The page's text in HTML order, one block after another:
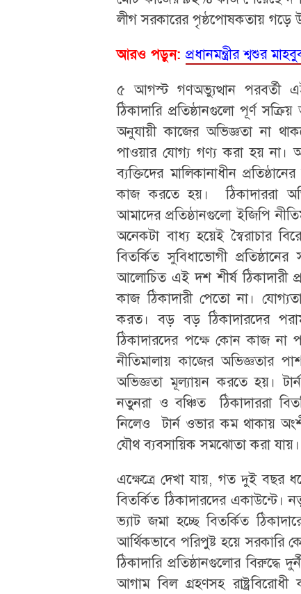
লীগ সরকারের পৃষ্ঠপোষকতায় গড়ে
আরও পড়ুন: প্রধানমন্ত্রীর শ্বশুর
৫ আগস্ট গণঅভ্যুত্থান পরবর্তী এই
ঠিকাদারি প্রতিষ্ঠানগুলো পূর্ণ
অনুযায়ী কাজের অভিজ্ঞতা না
পাওয়ার যোগ্য গণ্য করা হয় না।
ব্যক্তিদের মালিকানাধীন
কাজ করতে হয়। ঠিকাদাররা
আমাদের প্রতিষ্ঠানগুলো ইজিপি
অনেকটা বাধ্য হয়েই স্বৈরাচার
বিতর্কিত সুবিধাভোগী
আলোচিত এই দশ শীর্ষ ঠিকাদারী
কাজ ঠিকাদারী পেতো না।
করত। বড় বড় ঠিকাদারদের
ঠিকাদারদের পক্ষে কোন কাজ না
নীতিমালায় কাজের অভিজ্ঞতার
অভিজ্ঞতা মূল্যায়ন করতে হয়।
নতুনরা ও বঞ্চিত ঠিকাদাররা
নিলেও টার্ন ওভার কম থাকায়
যৌথ ব্যবসায়িক সমঝোতা করা যায়।
এক্ষেত্রে দেখা যায়, গত দুই বছর
বিতর্কিত ঠিকাদারদের একাউন্টে।
ভ্যাট জমা হচ্ছে বিতর্কিত
আর্থিকভাবে পরিপুষ্ট হয়ে সরকারি
ঠিকাদারি প্রতিষ্ঠানগুলোর বিরুদ্ধে
আগাম বিল গ্রহণসহ রাষ্ট্রবিরোধী